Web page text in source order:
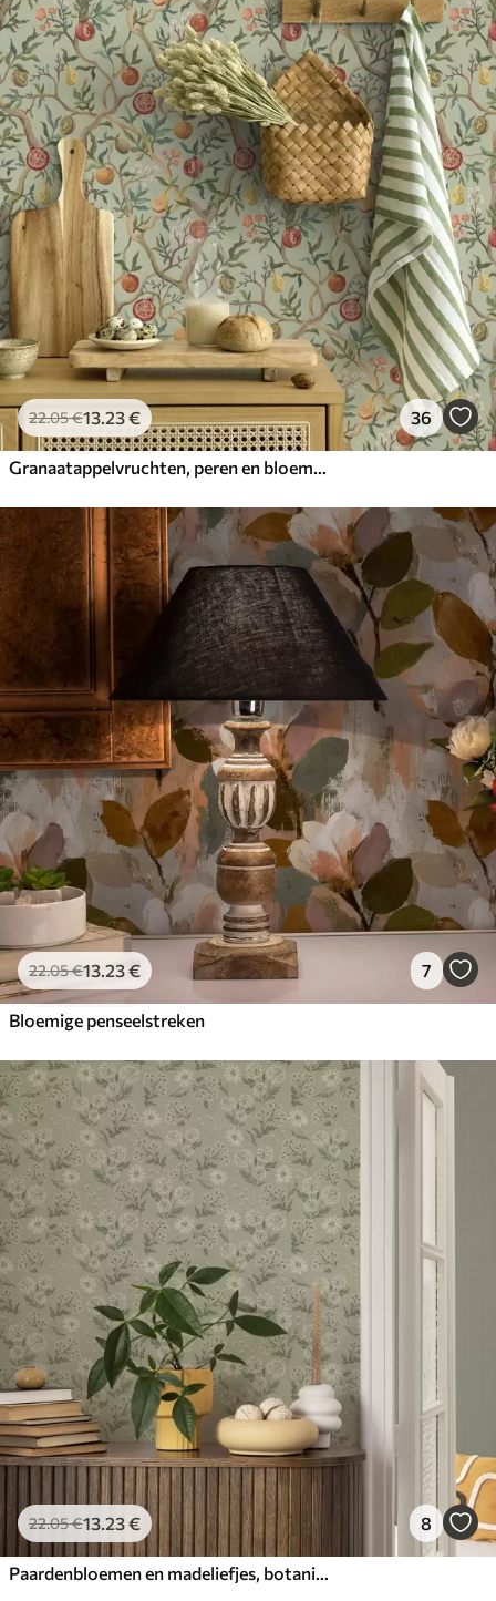
22.05€13.23€ 36
Granaatappelvruchten, peren en bloemen op een lichtgroene achtergrond
22.05€13.23€ 7
Bloemige penseelstreken
22.05€13.23€ 8
Paardenbloemen en madeliefjes, botanisch patroon op grijsgroene achtergrond